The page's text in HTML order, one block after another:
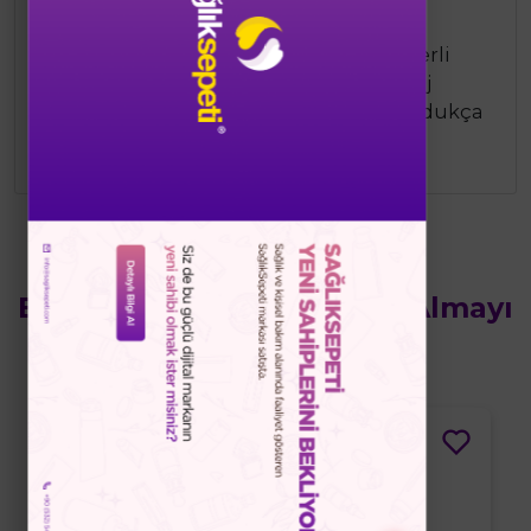
Günlük kullanım için uygundur.
Kullanım Şekli: Temiz ve kuru ellere yeterli
miktarda kremi uygulayın. Nazikçe masaj
yaparak emilmesini sağlayın. İhtiyaç duydukça
gün içerisinde tekrar uygulayabilirsiniz.
Bu Ürünün Yanında Satın Almayı
Düşünebilirsiniz